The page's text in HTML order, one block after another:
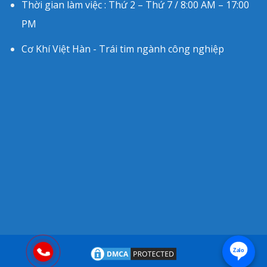
Thời gian làm việc : Thứ 2 – Thứ 7 / 8:00 AM – 17:00
PM
Cơ Khí Việt Hàn - Trái tim ngành công nghiệp
Zalo